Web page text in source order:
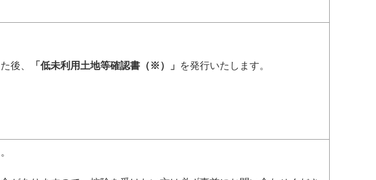
後、 「低未利用土地等確認書（※）」 を発行いたします。